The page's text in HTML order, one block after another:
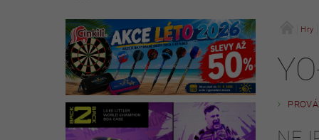
POHÁRY A TROFEJE VÝPRODEJ HRY
KONTAKTY NAPIŠTE NÁM OBCHODNÍ
Hry